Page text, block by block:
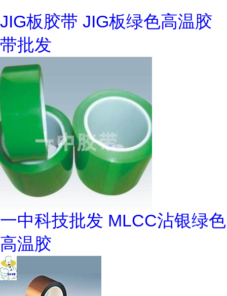
JIG板胶带 JIG板绿色高温胶
带批发
一中科技批发 MLCC沾银绿色
高温胶